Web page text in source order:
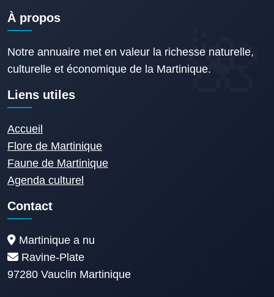
À propos
Notre annuaire met en valeur la richesse naturelle,
culturelle et économique de la Martinique.
Liens utiles
Accueil
Flore de Martinique
Faune de Martinique
Agenda culturel
Contact
Martinique a nu
Ravine-Plate
97280 Vauclin Martinique